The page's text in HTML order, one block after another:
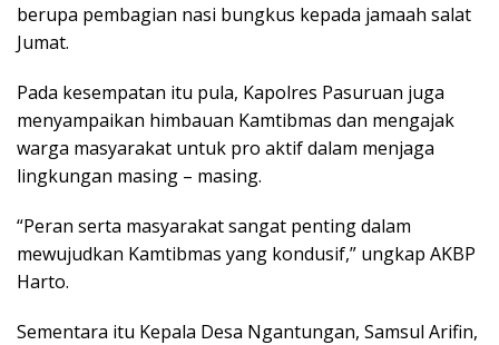
berupa pembagian nasi bungkus kepada jamaah salat
Jumat.
Pada kesempatan itu pula, Kapolres Pasuruan juga
menyampaikan himbauan Kamtibmas dan mengajak
warga masyarakat untuk pro aktif dalam menjaga
lingkungan masing – masing.
“Peran serta masyarakat sangat penting dalam
mewujudkan Kamtibmas yang kondusif,” ungkap AKBP
Harto.
Sementara itu Kepala Desa Ngantungan, Samsul Arifin,